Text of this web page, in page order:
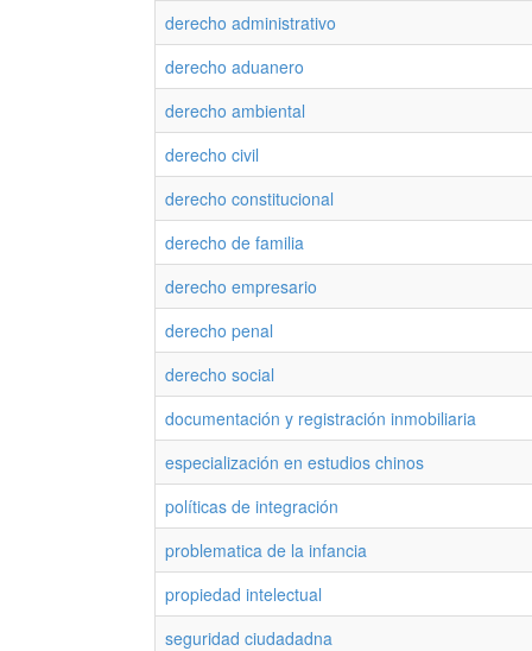
derecho administrativo
derecho aduanero
derecho ambiental
derecho civil
derecho constitucional
derecho de familia
derecho empresario
derecho penal
derecho social
documentación y registración inmobiliaria
especialización en estudios chinos
políticas de integración
problematica de la infancia
propiedad intelectual
seguridad ciudadadna